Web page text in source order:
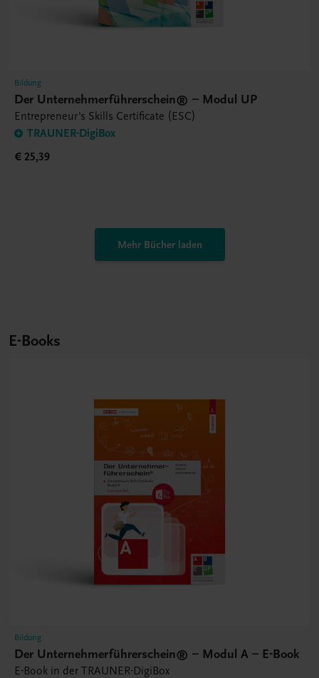
Bildung
Der Unternehmerführerschein® – Modul UP
Entrepreneur's Skills Certificate (ESC)
TRAUNER-DigiBox
€ 25,39
Mehr Bücher laden
E-Books
Bildung
Der Unternehmerführerschein® – Modul A – E-Book
E-Book in der TRAUNER-DigiBox